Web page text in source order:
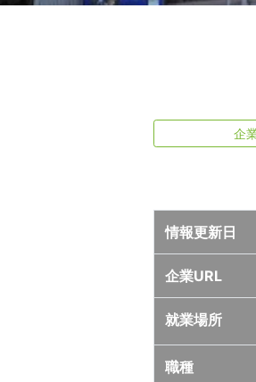
企
情報更新日
企業URL
就業場所
職種